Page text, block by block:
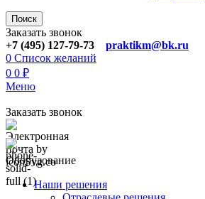
Поиск
Заказать звонок
+7 (495) 127-79-73
praktikm@bk.ru
0 Список желаний
0 0 ₽
Меню
Заказать звонок
Оборудование
Наши решения